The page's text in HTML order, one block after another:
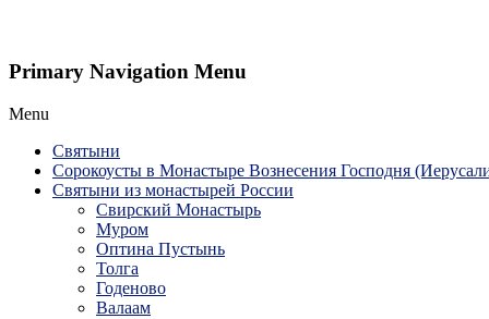
Primary Navigation Menu
Menu
Святыни
Сорокоусты в Монастыре Вознесения Господня
Святыни из монастырей России
Свирский Монастырь
Муром
Оптина Пустынь
Толга
Годеново
Валаам